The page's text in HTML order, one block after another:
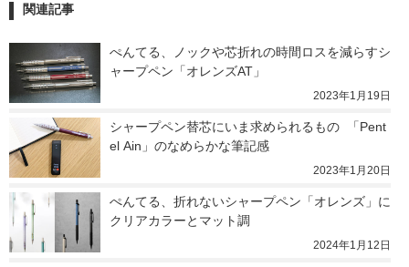
関連記事
ぺんてる、ノックや芯折れの時間ロスを減らすシ
ャープペン「オレンズAT」
2023年1月19日
シャープペン替芯にいま求められるもの  「Pent
el Ain」のなめらかな筆記感
2023年1月20日
ぺんてる、折れないシャープペン「オレンズ」に
クリアカラーとマット調
2024年1月12日